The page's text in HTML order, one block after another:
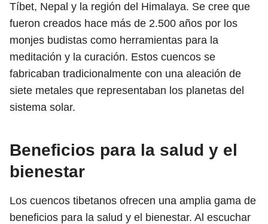
Tíbet, Nepal y la región del Himalaya. Se cree que
fueron creados hace más de 2.500 años por los
monjes budistas como herramientas para la
meditación y la curación. Estos cuencos se
fabricaban tradicionalmente con una aleación de
siete metales que representaban los planetas del
sistema solar.
Beneficios para la salud y el
bienestar
Los cuencos tibetanos ofrecen una amplia gama de
beneficios para la salud y el bienestar. Al escuchar